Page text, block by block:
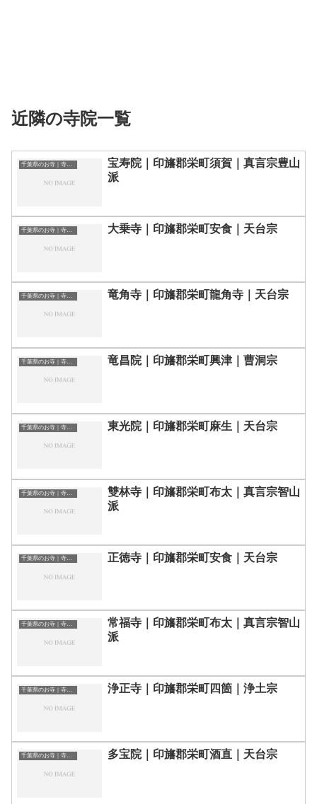
近隣の寺院一覧
千葉県のお寺｜寺院一覧
宝寿院｜印旛郡栄町須賀｜真言宗豊山
派
千葉県のお寺｜寺院一覧 大乗寺｜印旛郡栄町安食｜天台宗
千葉県のお寺｜寺院一覧 竜角寺｜印旛郡栄町龍角寺｜天台宗
千葉県のお寺｜寺院一覧 竜昌院｜印旛郡栄町興津｜曹洞宗
千葉県のお寺｜寺院一覧 東光院｜印旛郡栄町麻生｜天台宗
千葉県のお寺｜寺院一覧
雙林寺｜印旛郡栄町布太｜真言宗智山
派
千葉県のお寺｜寺院一覧 正徳寺｜印旛郡栄町安食｜天台宗
千葉県のお寺｜寺院一覧
常福寺｜印旛郡栄町布太｜真言宗智山
派
千葉県のお寺｜寺院一覧 浄正寺｜印旛郡栄町四箇｜浄土宗
千葉県のお寺｜寺院一覧 多宝院｜印旛郡栄町酒直｜天台宗